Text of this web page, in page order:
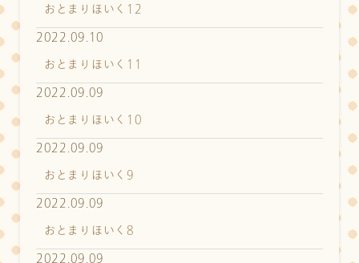
おとまりほいく12
2022.09.10
おとまりほいく11
2022.09.09
おとまりほいく10
2022.09.09
おとまりほいく9
2022.09.09
おとまりほいく8
2022.09.09